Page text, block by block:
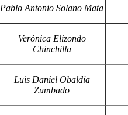
Pablo Antonio Solano Mata
Verónica Elizondo
Chinchilla
Luis Daniel Obaldía
Zumbado